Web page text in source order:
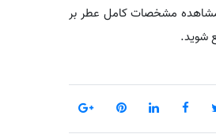
مشاهده مشخصات کامل عطر بر
شوید.